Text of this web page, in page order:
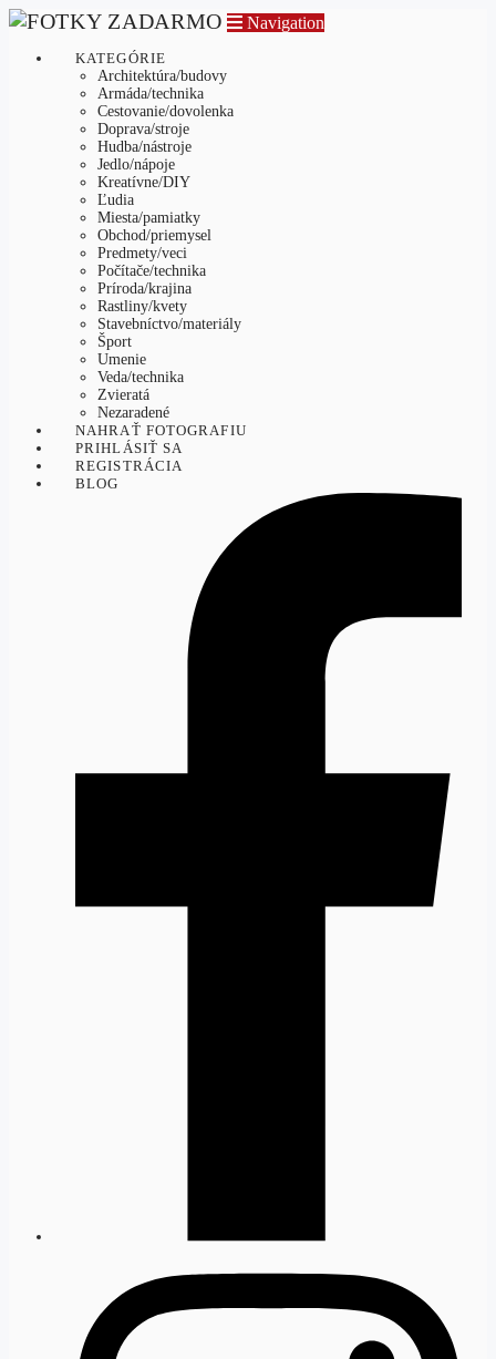
Navigation
KATEGÓRIE
Architektúra/budovy
Armáda/technika
Cestovanie/dovolenka
Doprava/stroje
Hudba/nástroje
Jedlo/nápoje
Kreatívne/DIY
Ľudia
Miesta/pamiatky
Obchod/priemysel
Predmety/veci
Počítače/technika
Príroda/krajina
Rastliny/kvety
Stavebníctvo/materiály
Šport
Umenie
Veda/technika
Zvieratá
Nezaradené
NAHRAŤ FOTOGRAFIU
PRIHLÁSIŤ SA
REGISTRÁCIA
BLOG